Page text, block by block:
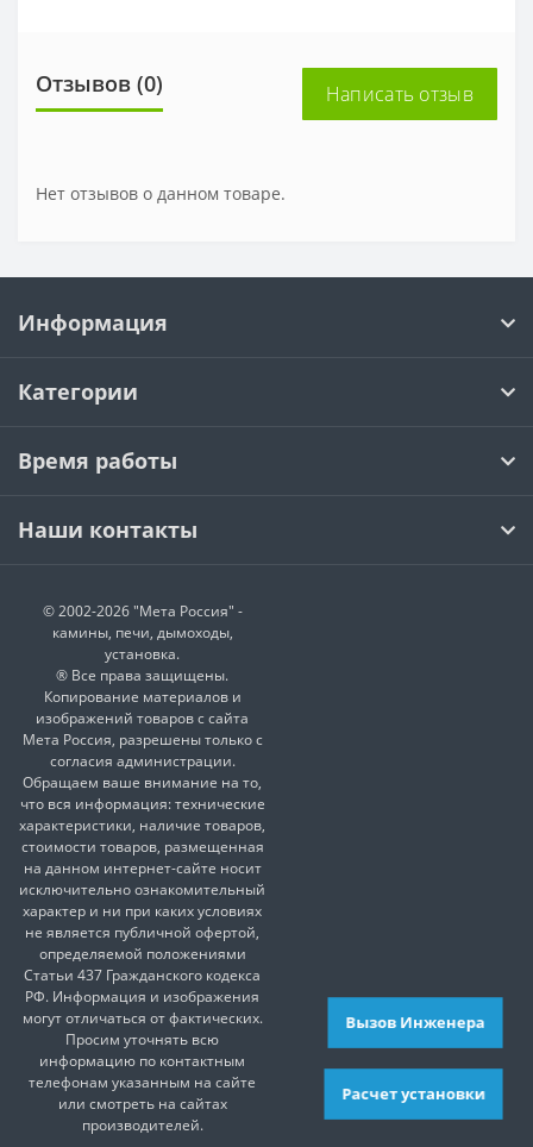
Отзывов (0) Написать отзыв
Нет отзывов о данном товаре.
Информация
Категории
Время работы
Наши контакты
© 2002-2026 "Мета Россия" -
камины, печи, дымоходы,
установка.
® Все права защищены.
Копирование материалов и
изображений товаров с сайта
Мета Россия, разрешены только с
согласия администрации.
Обращаем ваше внимание на то,
что вся информация: технические
характеристики, наличие товаров,
стоимости товаров, размещенная
на данном интернет-сайте носит
исключительно ознакомительный
характер и ни при каких условиях
не является публичной офертой,
определяемой положениями
Статьи 437 Гражданского кодекса
РФ. Информация и изображения
могут отличаться от фактических.
Просим уточнять всю
информацию по контактным
телефонам указанным на сайте
или смотреть на сайтах
производителей.
Расчет установки
Вызов Инженера